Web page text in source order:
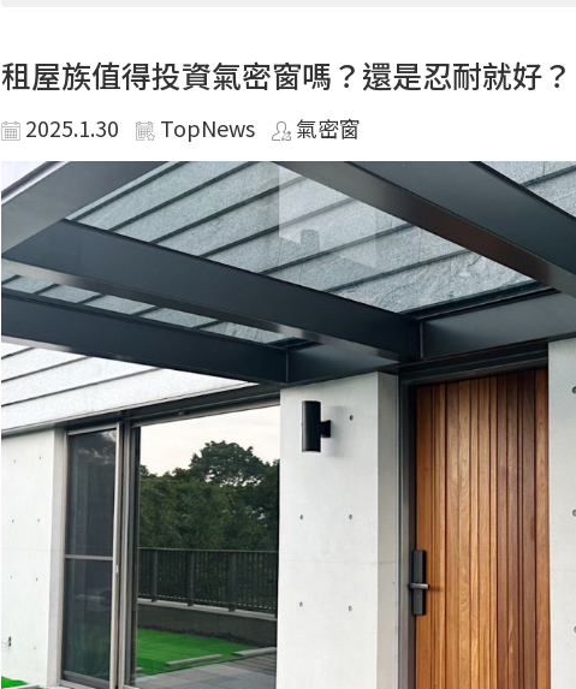
租屋族值得投資氣密窗嗎？還是忍耐就好？
2025.1.30 TopNews 氣密窗